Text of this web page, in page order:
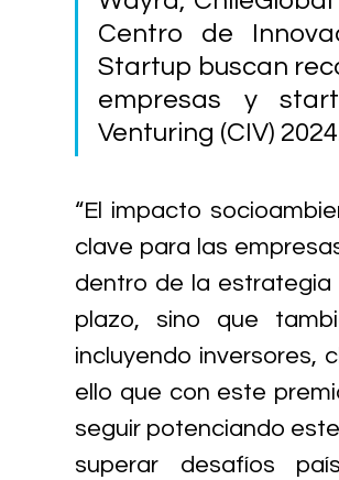
Centro de
Startup buscan
empresas y
Venturing (CIV)
“El impacto
clave para las
dentro de la estrategia
plazo, sino que
incluyendo inversores,
ello que con este
seguir potenciando
superar desafíos